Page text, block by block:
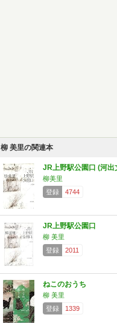
柳 美里の関連本
JR上野駅公園口 (河出
柳美里
登録
4744
JR上野駅公園口
柳 美里
登録
2011
ねこのおうち
柳 美里
登録
1339